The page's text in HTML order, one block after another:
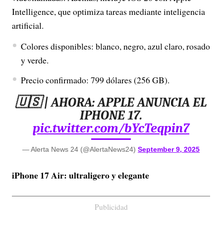
Intelligence, que optimiza tareas mediante inteligencia
artificial.
Colores disponibles: blanco, negro, azul claro, rosado
y verde.
Precio confirmado: 799 dólares (256 GB).
🇺🇸 | AHORA: APPLE ANUNCIA EL
IPHONE 17.
pic.twitter.com/bYcTeqpin7
— Alerta News 24 (@AlertaNews24) September 9, 2025
iPhone 17 Air: ultraligero y elegante
Publicidad